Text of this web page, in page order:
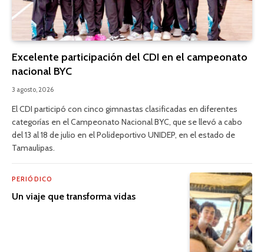
Excelente participación del CDI en el campeonato
nacional BYC
3 agosto, 2026
El CDI participó con cinco gimnastas clasificadas en diferentes
categorías en el Campeonato Nacional BYC, que se llevó a cabo
del 13 al 18 de julio en el Polideportivo UNIDEP, en el estado de
Tamaulipas.
PERIÓDICO
Un viaje que transforma vidas